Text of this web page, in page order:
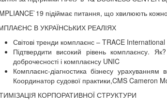
підіймає питання, що хвилюють
В УКРАЇНСЬКИХ РЕАЛІЯХ
Світові тренди комплаєнс – TRACE International
Підтвердити високий рівень комплаєнсу.
доброчесності і комплаєнсу UNIC
Комплаєнс-діагностика бізнесу
Координатор судової практики,CMS Cameron
КОРПОРАТИВНОЇ СТРУКТУРИ